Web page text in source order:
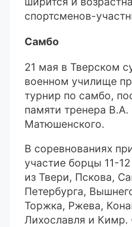
спортсменов-
Самбо
21 мая в Тверском
военном училище
турнир по самбо,
памяти тренера В.А.
Матюшенского.
В соревнованиях
участие борцы 11-
из Твери, Пскова,
Петербурга,
Торжка, Ржева,
Лихославля и Кимр.